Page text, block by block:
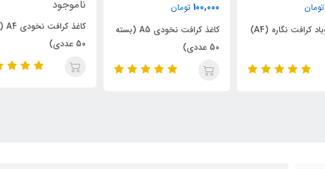
تومان
کاغذ کرافت نخودی A5 (بسته
ناموجود
کاغذ کرافت نخودی A4 (بسته
50 عددی)
ناموجود
کاغذ پاپکویی نخودی